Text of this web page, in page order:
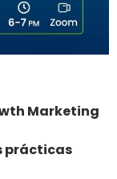
Marketing
prácticas